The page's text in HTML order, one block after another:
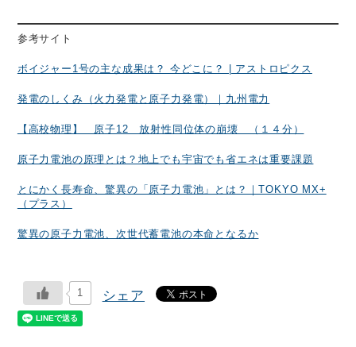
参考サイト
ボイジャー1号の主な成果は？ 今どこに？ | アストロピクス
発電のしくみ（火力発電と原子力発電）｜九州電力
【高校物理】 原子12 放射性同位体の崩壊 （１４分）
原子力電池の原理とは？地上でも宇宙でも省エネは重要課題
とにかく長寿命、驚異の「原子力電池」とは？｜TOKYO MX+
（プラス）
驚異の原子力電池、次世代蓄電池の本命となるか
1 シェア